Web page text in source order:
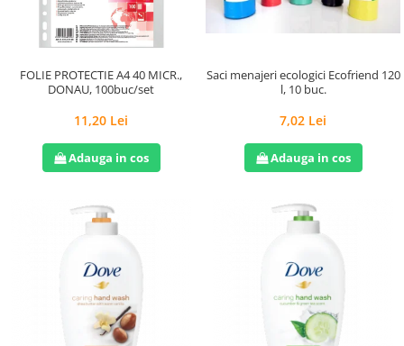
FOLIE PROTECTIE A4 40 MICR.,
DONAU, 100buc/set
11,20 Lei
Adauga in cos
Saci menajeri ecologici Ecofriend 120
l, 10 buc.
7,02 Lei
Adauga in cos